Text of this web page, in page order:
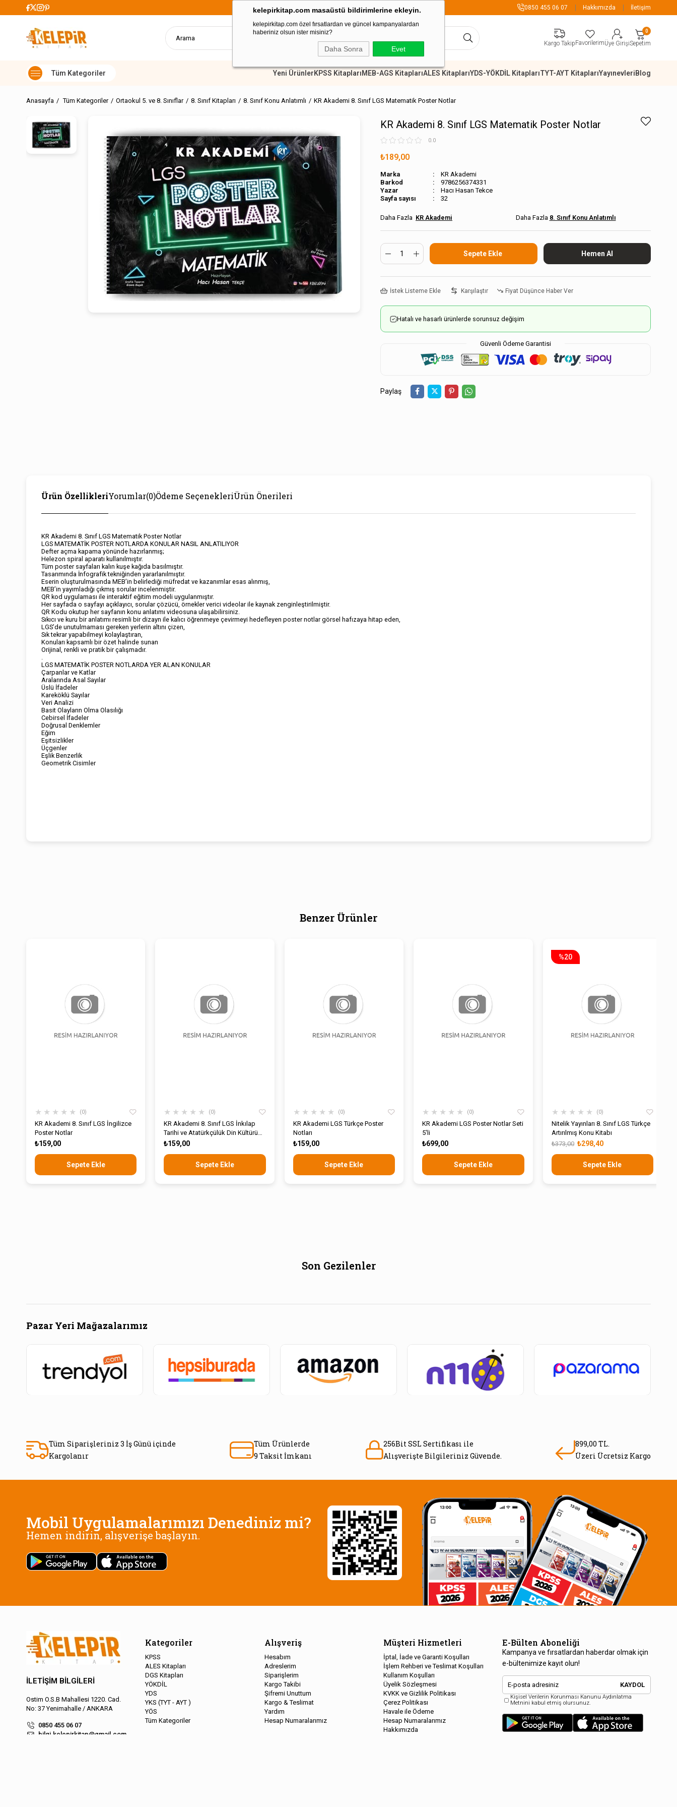
kelepirkitap.com masaüstü bildirimlerine ekleyin.
kelepirkitap.com özel fırsatlardan ve güncel kampanyalardan
haberiniz olsun ister misiniz?
Daha Sonra Evet
899 TL Üzeri Alışverişlerde Kargo Ücretsiz
0850 455 06 07 Hakkımızda İletişim
Kargo TakipFavorilerimÜye GirişiSepetim
0
Yeni ÜrünlerKPSS KitaplarıMEB-AGS KitaplarıALES KitaplarıYDS-YÖKDİL KitaplarıTYT-AYT KitaplarıYayınevleriBlog
Anasayfa Tüm Kategoriler Ortaokul 5. ve 8. Sınıflar 8. Sınıf Kitapları 8. Sınıf Konu Anlatımlı KR Akademi 8. Sınıf LGS Matematik Poster Notlar
KR Akademi 8. Sınıf LGS Matematik Poster Notlar
0.0
₺189,00
Marka
KR Akademi
Barkod
9786256374331
Hacı Hasan Tekce
Sayfa sayısı
32
KR Akademi 8. Sınıf Konu Anlatımlı
İstek Listeme Ekle Karşılaştır Fiyat Düşünce Haber Ver
Hatalı ve hasarlı ürünlerde sorunsuz değişim
Güvenli Ödeme Garantisi
Paylaş
Ürün ÖzellikleriYorumlar(0)Ödeme SeçenekleriÜrün Önerileri
KR Akademi 8. Sınıf LGS Matematik Poster Notlar
LGS MATEMATİK POSTER NOTLARDA KONULAR NASIL ANLATILIYOR
Defter açma kapama yönünde hazırlanmış;
Helezon spiral aparatı kullanılmıştır.
Tüm poster sayfaları kalın kuşe kağıda basılmıştır.
Tasarımında İnfografik tekniğinden yararlanılmıştır.
Eserin oluşturulmasında MEB’in belirlediği müfredat ve kazanımlar esas alınmış,
MEB’in yayımladığı çıkmış sorular incelenmiştir.
QR kod uygulaması ile interaktif eğitim modeli uygulanmıştır.
Her sayfada o sayfayı açıklayıcı, sorular çözücü, örnekler verici videolar ile kaynak zenginleştirilmiştir.
QR Kodu okutup her sayfanın konu anlatımı videosuna ulaşabilirsiniz.
Sıkıcı ve kuru bir anlatımı resimli bir dizayn ile kalıcı öğrenmeye çevirmeyi hedefleyen poster notlar görsel hafızaya hitap eden,
LGS’de unutulmaması gereken yerlerin altını çizen,
Sık tekrar yapabilmeyi kolaylaştıran,
Konuları kapsamlı bir özet halinde sunan
Orijinal, renkli ve pratik bir çalışmadır.
.
LGS MATEMATİK POSTER NOTLARDA YER ALAN KONULAR
Çarpanlar ve Katlar
Aralarında Asal Sayılar
Üslü İfadeler
Kareköklü Sayılar
Veri Analizi
Basit Olayların Olma Olasılığı
Cebirsel İfadeler
Doğrusal Denklemler
Eğim
Eşitsizlikler
Üçgenler
Eşlik Benzerlik
Geometrik Cisimler
Benzer Ürünler
★ ★ ★ ★ ★ 0
KR Akademi 8. Sınıf LGS İngilizce
Poster Notlar
₺159,00
Sepete Ekle
★ ★ ★ ★ ★ 0
KR Akademi 8. Sınıf LGS İnkılap
Tarihi ve Atatürkçülük Din Kültürü
ve Ahlak Bilgisi Poster Notları
₺159,00
Sepete Ekle
★ ★ ★ ★ ★ 0
KR Akademi LGS Türkçe Poster
Notları
₺159,00
Sepete Ekle
★ ★ ★ ★ ★ 0
KR Akademi LGS Poster Notlar Seti
5'li
₺699,00
Sepete Ekle
★ ★ ★ ★ ★ 0
Nitelik Yayınları 8. Sınıf LGS Türkçe
Artırılmış Konu Kitabı
₺298,40
₺373,00
Sepete Ekle
%20
Son Gezilenler
Pazar Yeri Mağazalarımız
Tüm Siparişleriniz 3 İş Günü içinde
Kargolanır
Tüm Ürünlerde
9 Taksit İmkanı
256Bit SSL Sertifikası ile
Alışverişte Bilgileriniz Güvende.
899,00 TL.
Üzeri Ücretsiz Kargo
Mobil Uygulamalarımızı Denediniz mi?
Hemen indirin, alışverişe başlayın.
İLETİŞİM BİLGİLERİ
Ostim O.S.B Mahallesi 1220. Cad.
No: 37 Yenimahalle / ANKARA
0850 455 06 07
bilgi.kelepirkitap@gmail.com
Kategoriler
KPSS
ALES Kitapları
DGS Kitapları
YÖKDİL
YDS
YKS (TYT - AYT )
YÖS
Tüm Kategoriler
Alışveriş
Hesabım
Adreslerim
Siparişlerim
Kargo Takibi
Şifremi Unuttum
Kargo & Teslimat
Yardım
Hesap Numaralarımız
Müşteri Hizmetleri
İptal, İade ve Garanti Koşulları
İşlem Rehberi ve Teslimat Koşulları
Kullanım Koşulları
Üyelik Sözleşmesi
KVKK ve Gizlilik Politikası
Çerez Politikası
Havale ile Ödeme
Hesap Numaralarımız
Hakkımızda
E-Bülten Aboneliği
Kampanya ve fırsatlardan haberdar olmak için
e-bültenimize kayıt olun!
KAYDOL
Kişisel Verilerin Korunması Kanunu Aydınlatma
Metnini kabul etmiş olursunuz.